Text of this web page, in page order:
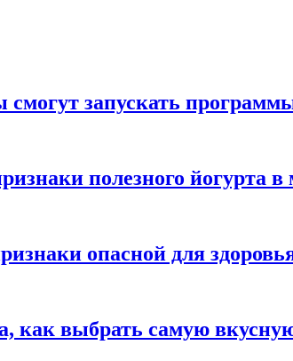
запускать
полезного йогурта в
опасной для
как выбрать самую